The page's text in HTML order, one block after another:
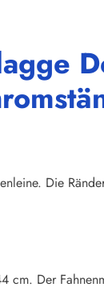
Die
cm. Der